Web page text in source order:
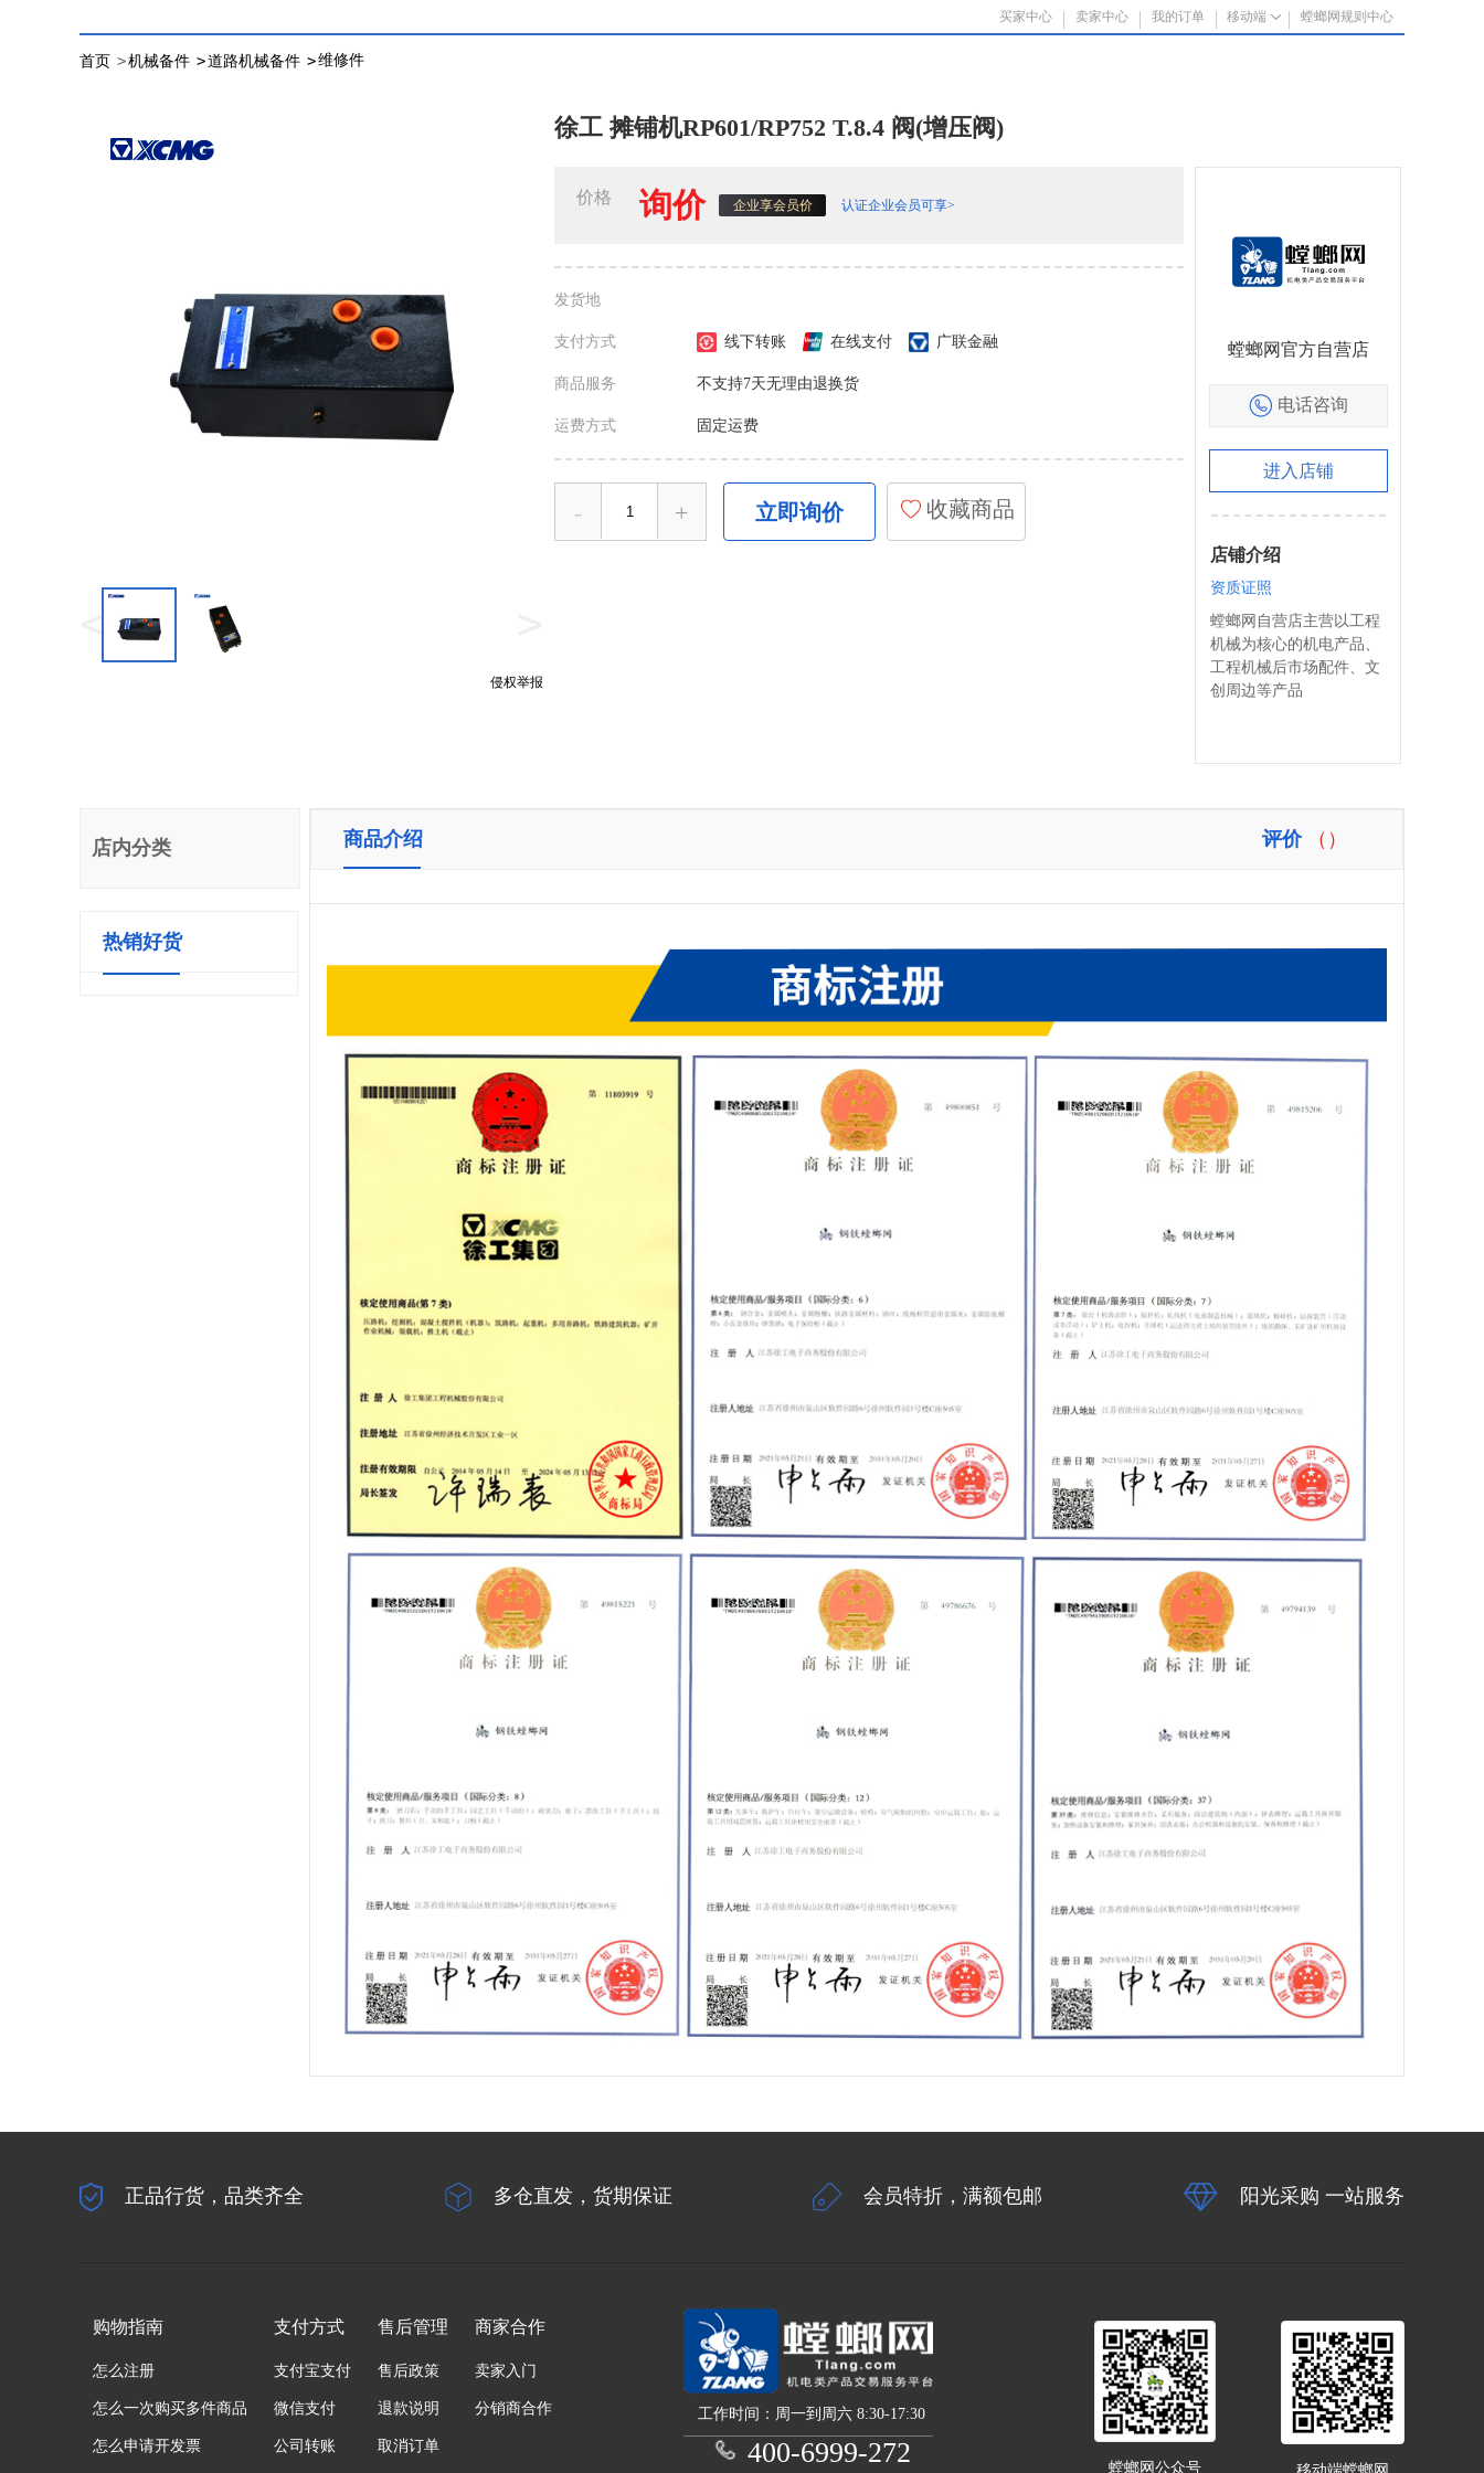
买家中心 卖家中心 我的订单 移动端 螳螂网规则中心
首页 >机械备件 >道路机械备件 >维修件
侵权举报
徐工 摊铺机RP601/RP752 T.8.4 阀(增压阀)
价格 询价 企业享会员价 认证企业会员可享>
发货地
支付方式 线下转账 在线支付 广联金融
商品服务 不支持7天无理由退换货
运费方式 固定运费
- + 立即询价 收藏商品
螳螂网官方自营店
电话咨询
进入店铺
店铺介绍
资质证照
螳螂网自营店主营以工程
机械为核心的机电产品、
工程机械后市场配件、文
创周边等产品
店内分类
热销好货
商品介绍 评价 （）
正品行货，品类齐全 多仓直发，货期保证 会员特折，满额包邮 阳光采购 一站服务
购物指南
怎么注册
怎么一次购买多件商品
怎么申请开发票
支付方式
支付宝支付
微信支付
公司转账
售后管理
售后政策
退款说明
取消订单
商家合作
卖家入门
分销商合作 工作时间：周一到周六 8:30-17:30
400-6999-272 螳螂网公众号